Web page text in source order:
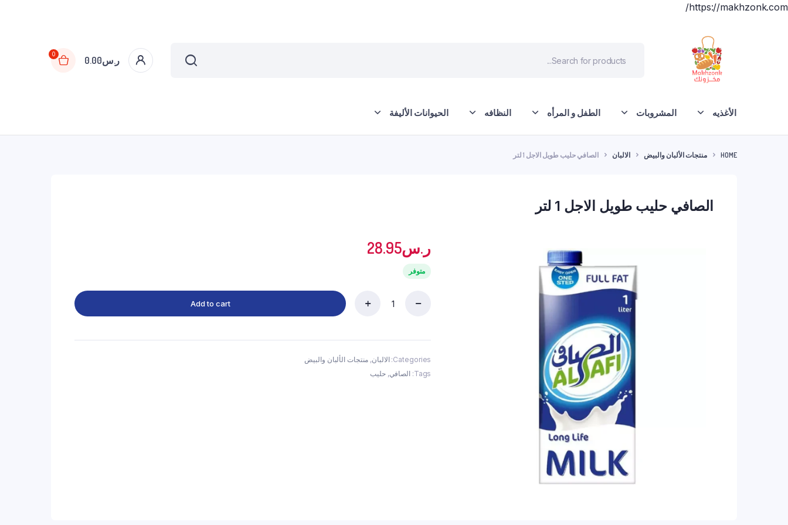
https://makhzonk.com/
ر.س0.00
0
الأغذيه المشروبات الطفل و المرأه النظافه الحيوانات الأليفة
HOME منتجات الألبان والبيض الالبان الصافي حليب طويل الاجل 1 لتر
الصافي حليب طويل الاجل 1 لتر
ر.س28.95
متوفر
الاجل
لتر
quantity
Add to cart
Categories: الالبان, منتجات الألبان والبيض
Tags: الصافي,حليب